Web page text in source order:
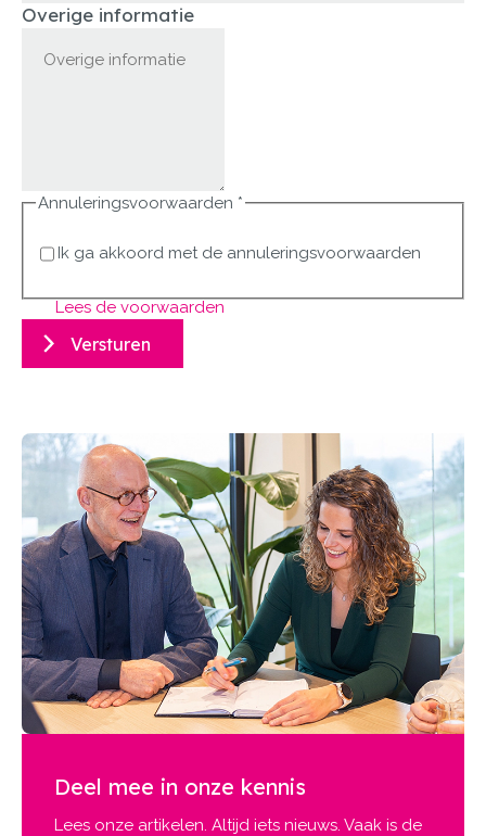
Overige informatie
Annuleringsvoorwaarden *
Ik ga akkoord met de annuleringsvoorwaarden
Lees de voorwaarden
Versturen
Deel mee in onze kennis
Lees onze artikelen. Altijd iets nieuws. Vaak is de